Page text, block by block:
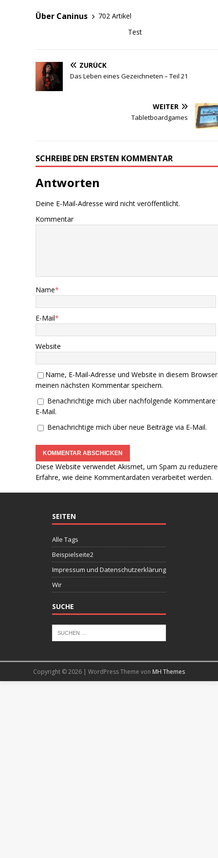
Über Caninus
702 Artikel
Test
ZURÜCK
Das Leben eines Gezeichneten – Teil 21
WEITER
Tabletboardgames
SCHREIBE DEN ERSTEN KOMMENTAR
Antworten
Deine E-Mail-Adresse wird nicht veröffentlicht.
Kommentar
Name*
E-Mail*
Website
Name, E-Mail-Adresse und Website in diesem
meinen nächsten Kommentar speichern.
Benachrichtige mich über nachfolgende Kommentare
E-Mail.
Benachrichtige mich über neue Beiträge via E-Mail.
Diese Website verwendet Akismet, um Spam zu
Erfahre, wie deine Kommentardaten verarbeitet werden.
SEITEN
Alle Tags
Beispielseite2
Impressum und Datenschutzerklärung
Wir
SUCHE
Copyright © 2026 | WordPress Theme von MH Themes